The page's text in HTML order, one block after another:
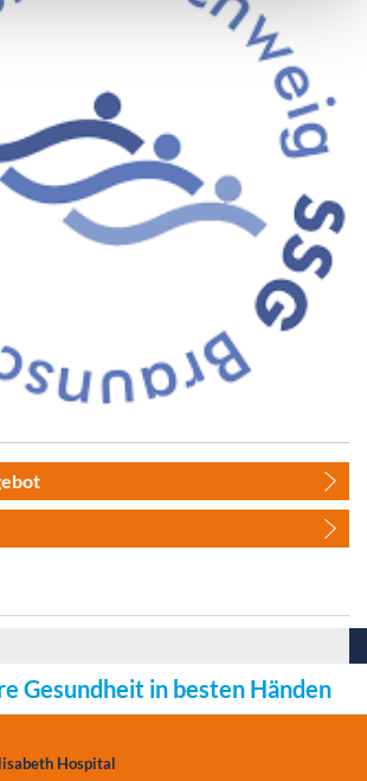
Gesundheit in besten Händen
Hospital